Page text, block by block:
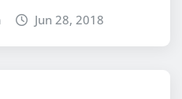
Jun 28, 2018